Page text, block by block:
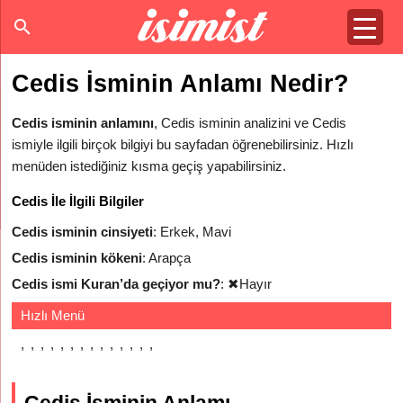
Cedis İsminin Anlamı Nedir?
Cedis isminin anlamını, Cedis isminin analizini ve Cedis
ismiyle ilgili birçok bilgiyi bu sayfadan öğrenebilirsiniz. Hızlı
menüden istediğiniz kısma geçiş yapabilirsiniz.
Cedis İle İlgili Bilgiler
Cedis isminin cinsiyeti: Erkek, Mavi
Cedis isminin kökeni: Arapça
Cedis ismi Kuran’da geçiyor mu?: ✖Hayır
Hızlı Menü